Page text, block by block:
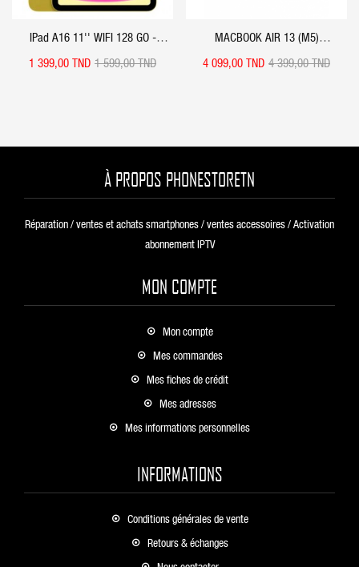
IPad A16 11'' WIFI 128 GO -
YELLOW1 599,00 TND
1 399,00 TND
MACBOOK AIR 13 (M5)
16GB/512GB4 399,00 TND
4 099,00 TND
À PROPOS PHONESTORETN
Réparation / ventes et achats smartphones / ventes accessoires / Activation
abonnement IPTV
MON COMPTE
Mon compte
Mes commandes
Mes fiches de crédit
Mes adresses
Mes informations personnelles
INFORMATIONS
Conditions générales de vente
Retours & échanges